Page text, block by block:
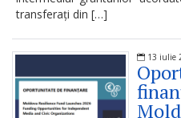
consiliului
raional
Codul
transferați din […]
13 iulie